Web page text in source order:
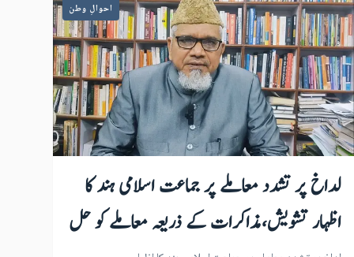
احوالِ وطن
لداخ پر تشدد معاملے پر جماعت اسلامی ہند کا
اظہار تشویش،مذاکرات کے ذریعہ معاملے کو حل